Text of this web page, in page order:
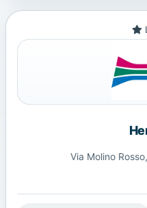
Via Molino